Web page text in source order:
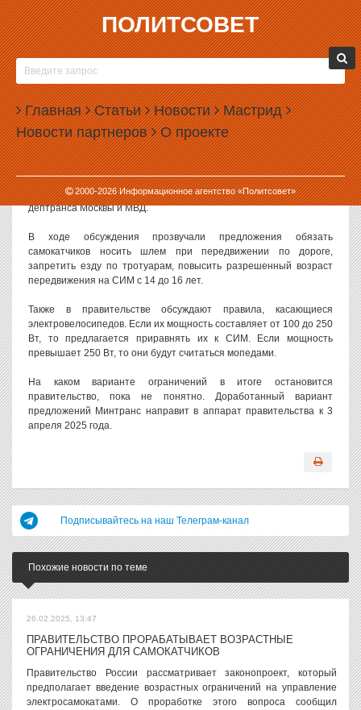
ПОЛИТСОВЕТ
Главная Статьи Новости Мастрид
Новости партнеров О проекте
2000-2026Информационное агентство «Политсовет»
01.04.2025, 13:41
ПРАВИТЕЛЬСТВО ДУМАЕТ НАД ЗАПРЕТОМ
ЕЗДЫ НА САМОКАТАХ ПО ТРОТУАРАМ
В правительстве России прошло совещание, на котором
обсуждались различные варианты ограничений для самокатов —
в том числе, запрет ездить по тротуарам.
КаксообщаетРБК, совещание состоялось 26 марта 2025 года. В
нем участвовали представители Минпромторга, Минтранса,
дептранса Москвы и МВД.
В ходе обсуждения прозвучали предложения обязать
самокатчиков носить шлем при передвижении по дороге,
запретить езду по тротуарам, повысить разрешенный возраст
передвижения на СИМ с 14 до 16 лет.
Также в правительстве обсуждают правила, касающиеся
электровелосипедов. Если их мощность составляет от 100 до 250
Вт, то предлагается приравнять их к СИМ. Если мощность
превышает 250 Вт, то они будут считаться мопедами.
На каком варианте ограничений в итоге остановится
правительство, пока не понятно. Доработанный вариант
предложений Минтранс направит в аппарат правительства к 3
апреля 2025 года.
Подписывайтесь на наш Телеграм-канал
Похожие новости по теме
26.02.2025, 13:47
ПРАВИТЕЛЬСТВО ПРОРАБАТЫВАЕТ ВОЗРАСТНЫЕ
ОГРАНИЧЕНИЯ ДЛЯ САМОКАТЧИКОВ
Правительство России рассматривает законопроект, который
предполагает введение возрастных ограничений на управление
электросамокатами. О проработке этого вопроса сообщил